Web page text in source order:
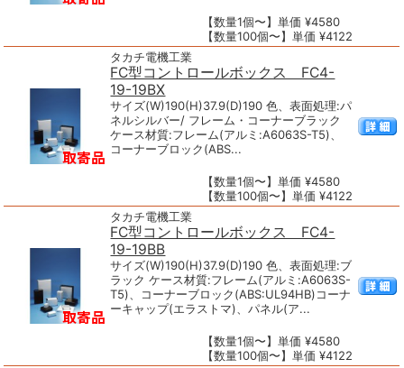
【数量1個〜】単価 ¥4580
【数量100個〜】単価 ¥4122
タカチ電機工業
FC型コントロールボックス FC4-
19-19BX
サイズ(W)190(H)37.9(D)190 色、表面処理:パ
ネルシルバー/ フレーム・コーナーブラック
ケース材質:フレーム(アルミ:A6063S-T5)、
コーナーブロック(ABS...
【数量1個〜】単価 ¥4580
【数量100個〜】単価 ¥4122
タカチ電機工業
FC型コントロールボックス FC4-
19-19BB
サイズ(W)190(H)37.9(D)190 色、表面処理:ブ
ラック ケース材質:フレーム(アルミ:A6063S-
T5)、コーナーブロック(ABS:UL94HB)コーナ
ーキャップ(エラストマ)、パネル(ア...
【数量1個〜】単価 ¥4580
【数量100個〜】単価 ¥4122